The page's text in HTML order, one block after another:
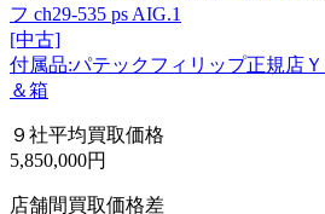
フ ch29-535 ps AIG.1
[中古]
付属品:パテックフィリップ正規店
＆箱
９社平均買取価格
5,850,000円
店舗間買取価格差